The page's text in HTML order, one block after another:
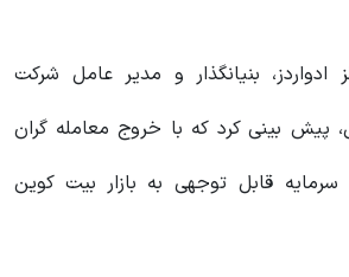
بنیانگذار و مدیر عامل شرکت
پیش بینی کرد که با خروج معامله گران
سرمایه قابل توجهی به بازار بیت کوین